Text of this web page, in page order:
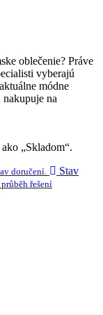
oblečenie? Práve
vyberajú
módne
na
„Skladom“.
doručení.
Stav
řešení